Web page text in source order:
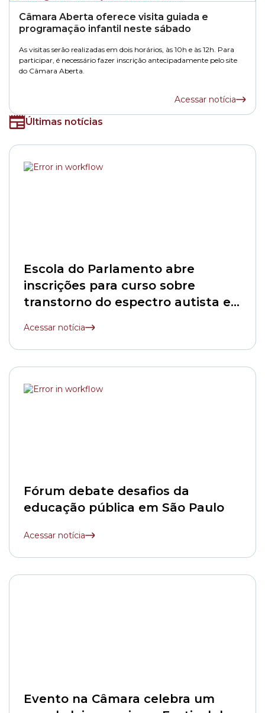
Câmara Aberta oferece visita guiada e
programação infantil neste sábado
As visitas serão realizadas em dois horários, às 10h e às 12h. Para
participar, é necessário fazer inscrição antecipadamente pelo site
do Câmara Aberta.
Acessar notícia
Últimas notícias
Escola do Parlamento abre
inscrições para curso sobre
transtorno do espectro autista e
Acessar notícia
Fórum debate desafios da
educação pública em São Paulo
Acessar notícia
Evento na Câmara celebra um